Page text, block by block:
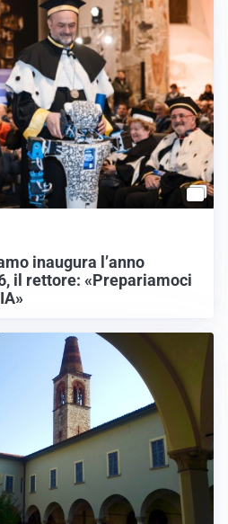
inaugura l’anno
il rettore: «Prepariamoci